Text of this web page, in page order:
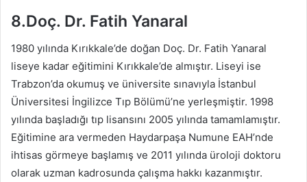
8.Doç. Dr. Fatih Yanaral
1980 yılında Kırıkkale’de doğan Doç. Dr. Fatih Yanaral
liseye kadar eğitimini Kırıkkale’de almıştır. Liseyi ise
Trabzon’da okumuş ve üniversite sınavıyla İstanbul
Üniversitesi İngilizce Tıp Bölümü’ne yerleşmiştir. 1998
yılında başladığı tıp lisansını 2005 yılında tamamlamıştır.
Eğitimine ara vermeden Haydarpaşa Numune EAH’nde
ihtisas görmeye başlamış ve 2011 yılında üroloji doktoru
olarak uzman kadrosunda çalışma hakkı kazanmıştır.